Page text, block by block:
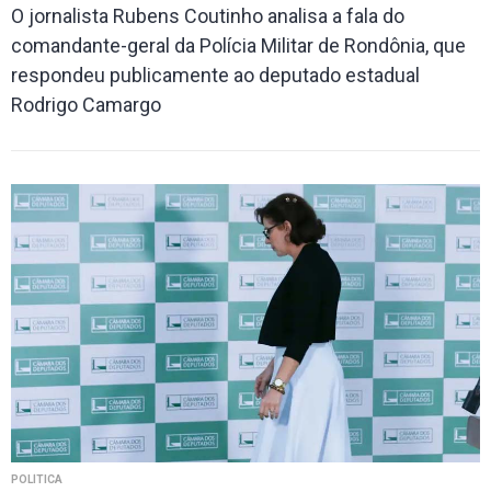
O jornalista Rubens Coutinho analisa a fala do
comandante-geral da Polícia Militar de Rondônia, que
respondeu publicamente ao deputado estadual
Rodrigo Camargo
POLÍTICA